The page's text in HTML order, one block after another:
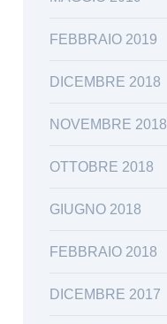
FEBBRAIO 2019
DICEMBRE 2018
NOVEMBRE 2018
OTTOBRE 2018
GIUGNO 2018
FEBBRAIO 2018
DICEMBRE 2017